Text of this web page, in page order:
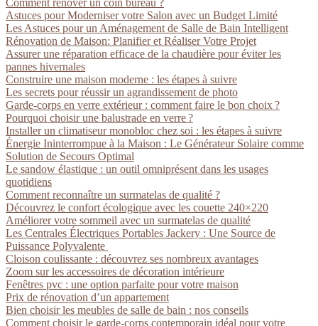
Comment rénover un coin bureau ?
Astuces pour Moderniser votre Salon avec un Budget Limité
Les Astuces pour un Aménagement de Salle de Bain Intelligent
Rénovation de Maison: Planifier et Réaliser Votre Projet
Assurer une réparation efficace de la chaudière pour éviter les
pannes hivernales
Construire une maison moderne : les étapes à suivre
Les secrets pour réussir un agrandissement de photo
Garde-corps en verre extérieur : comment faire le bon choix ?
Pourquoi choisir une balustrade en verre ?
Installer un climatiseur monobloc chez soi : les étapes à suivre
Énergie Ininterrompue à la Maison : Le Générateur Solaire comme
Solution de Secours Optimal
Le sandow élastique : un outil omniprésent dans les usages
quotidiens
Comment reconnaître un surmatelas de qualité ?
Découvrez le confort écologique avec les couette 240×220
Améliorer votre sommeil avec un surmatelas de qualité
Les Centrales Électriques Portables Jackery : Une Source de
Puissance Polyvalente
Cloison coulissante : découvrez ses nombreux avantages
Zoom sur les accessoires de décoration intérieure
Fenêtres pvc : une option parfaite pour votre maison
Prix de rénovation d’un appartement
Bien choisir les meubles de salle de bain : nos conseils
Comment choisir le garde-corps contemporain idéal pour votre